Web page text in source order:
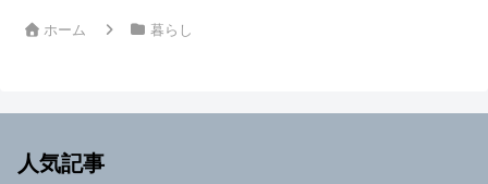
ホーム 暮らし
人気記事